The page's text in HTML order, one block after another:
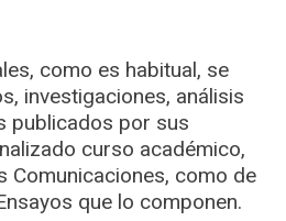
como es habitual, se
investigaciones, análisis
publicados por sus
curso académico,
Comunicaciones, como de
que lo componen.